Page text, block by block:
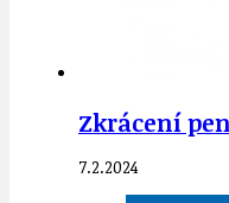
Zkrácení
7.2.2024